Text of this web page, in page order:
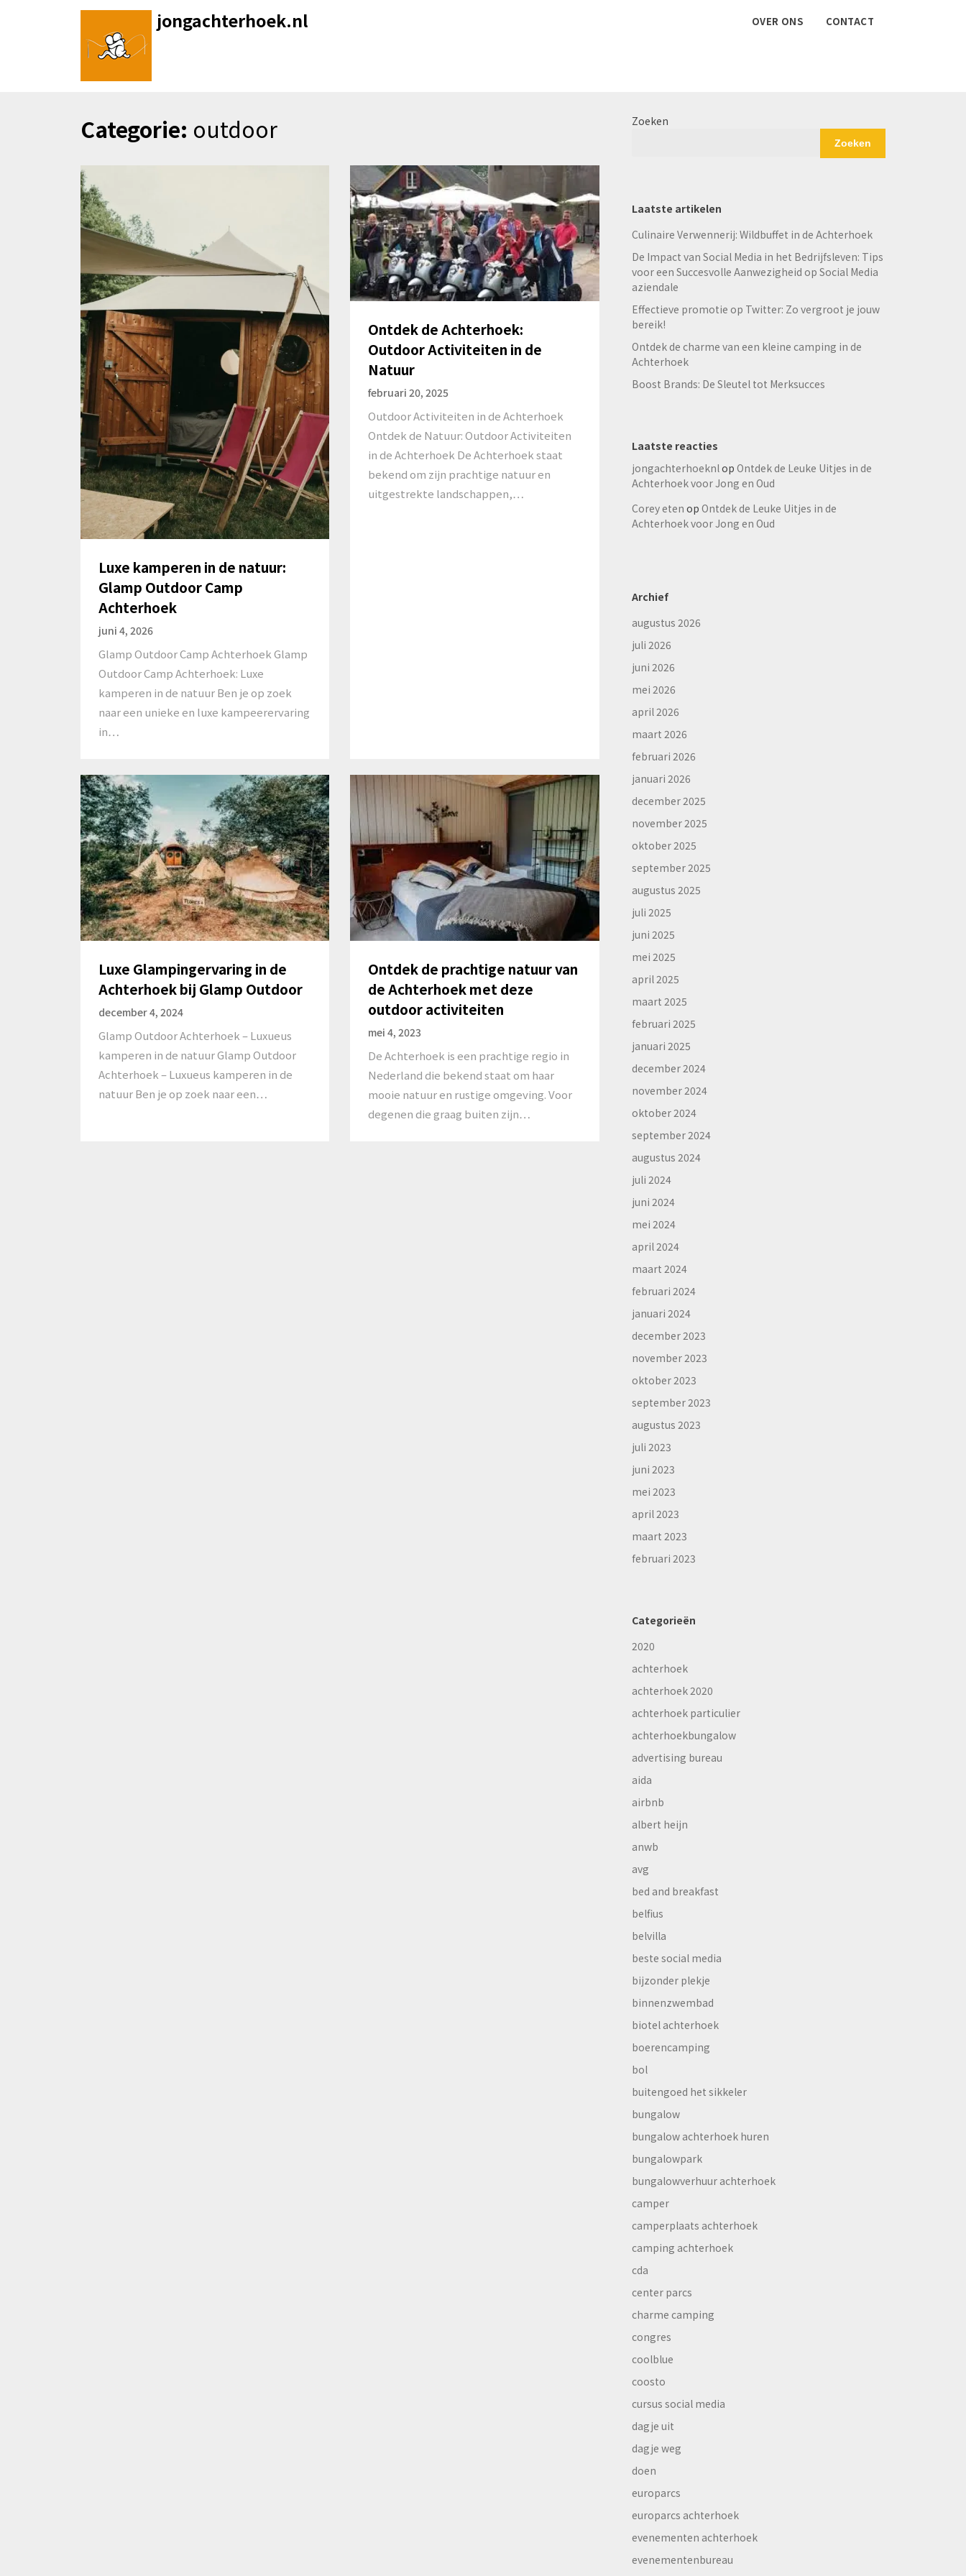
jongachterhoek.nl OVER ONS CONTACT
Categorie: outdoor
Luxe kamperen in de natuur:
Glamp Outdoor Camp
Achterhoek
juni 4, 2026
Glamp Outdoor Camp Achterhoek Glamp
Outdoor Camp Achterhoek: Luxe
kamperen in de natuur Ben je op zoek
naar een unieke en luxe kampeerervaring
in…
Ontdek de Achterhoek:
Outdoor Activiteiten in de
Natuur
februari 20, 2025
Outdoor Activiteiten in de Achterhoek
Ontdek de Natuur: Outdoor Activiteiten
in de Achterhoek De Achterhoek staat
bekend om zijn prachtige natuur en
uitgestrekte landschappen,…
Luxe Glampingervaring in de
Achterhoek bij Glamp Outdoor
december 4, 2024
Glamp Outdoor Achterhoek – Luxueus
kamperen in de natuur Glamp Outdoor
Achterhoek – Luxueus kamperen in de
natuur Ben je op zoek naar een…
Ontdek de prachtige natuur van
de Achterhoek met deze
outdoor activiteiten
mei 4, 2023
De Achterhoek is een prachtige regio in
Nederland die bekend staat om haar
mooie natuur en rustige omgeving. Voor
degenen die graag buiten zijn…
Zoeken
Zoeken
Laatste artikelen
Culinaire Verwennerij: Wildbuffet in de Achterhoek
De Impact van Social Media in het Bedrijfsleven: Tips
voor een Succesvolle Aanwezigheid op Social Media
aziendale
Effectieve promotie op Twitter: Zo vergroot je jouw
bereik!
Ontdek de charme van een kleine camping in de
Achterhoek
Boost Brands: De Sleutel tot Merksucces
Laatste reacties
jongachterhoeknlop Ontdek de Leuke Uitjes in de
Achterhoek voor Jong en Oud
Corey eten op Ontdek de Leuke Uitjes in de
Achterhoek voor Jong en Oud
Archief
augustus 2026
juli 2026
juni 2026
mei 2026
april 2026
maart 2026
februari 2026
januari 2026
december 2025
november 2025
oktober 2025
september 2025
augustus 2025
juli 2025
juni 2025
mei 2025
april 2025
maart 2025
februari 2025
januari 2025
december 2024
november 2024
oktober 2024
september 2024
augustus 2024
juli 2024
juni 2024
mei 2024
april 2024
maart 2024
februari 2024
januari 2024
december 2023
november 2023
oktober 2023
september 2023
augustus 2023
juli 2023
juni 2023
mei 2023
april 2023
maart 2023
februari 2023
Categorieën
2020
achterhoek
achterhoek 2020
achterhoek particulier
achterhoekbungalow
advertising bureau
aida
airbnb
albert heijn
anwb
avg
bed and breakfast
belfius
belvilla
beste social media
bijzonder plekje
binnenzwembad
biotel achterhoek
boerencamping
bol
buitengoed het sikkeler
bungalow
bungalow achterhoek huren
bungalowpark
bungalowverhuur achterhoek
camper
camperplaats achterhoek
camping achterhoek
cda
center parcs
charme camping
congres
coolblue
coosto
cursus social media
dagje uit
dagje weg
doen
europarcs
europarcs achterhoek
evenementen achterhoek
evenementenbureau